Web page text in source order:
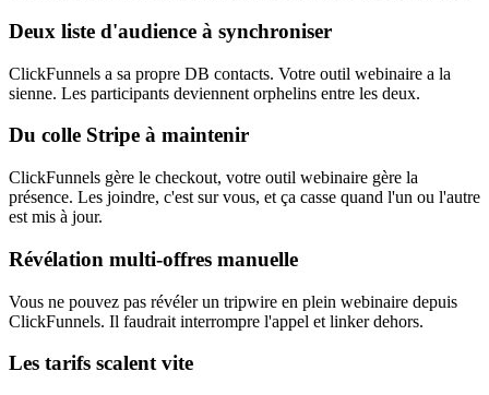
Deux liste d'audience à synchroniser
ClickFunnels a sa propre DB contacts. Votre outil webinaire a la
sienne. Les participants deviennent orphelins entre les deux.
Du colle Stripe à maintenir
ClickFunnels gère le checkout, votre outil webinaire gère la
présence. Les joindre, c'est sur vous, et ça casse quand l'un ou l'autre
est mis à jour.
Révélation multi-offres manuelle
Vous ne pouvez pas révéler un tripwire en plein webinaire depuis
ClickFunnels. Il faudrait interrompre l'appel et linker dehors.
Les tarifs scalent vite